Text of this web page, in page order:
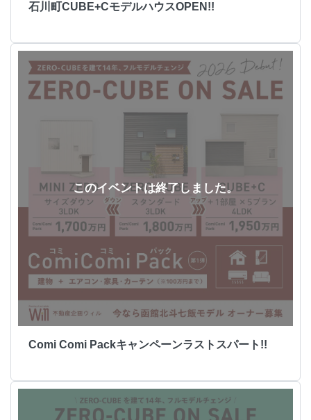
石川町CUBE+CモデルハウスOPEN!!
このイベントは終了しました。
Comi Comi Packキャンペーンラストスパート!!